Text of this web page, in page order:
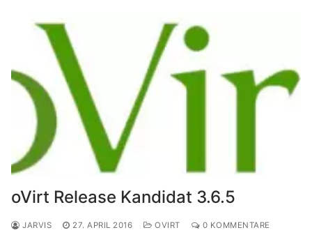
oVirt Release Kandidat 3.6.5
JARVIS 27. APRIL 2016 OVIRT 0 KOMMENTARE